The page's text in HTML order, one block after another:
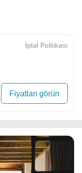
İptal Politikası
Fiyatları görün